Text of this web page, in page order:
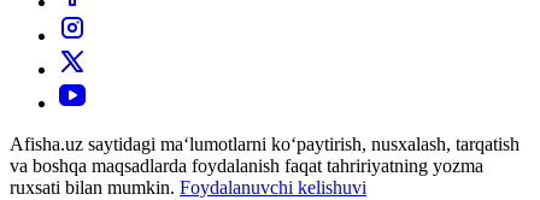
Afisha.uz saytidagi ma‘lumotlarni ko‘paytirish, nusxalash, tarqatish
va boshqa maqsadlarda foydalanish faqat tahririyatning yozma
ruxsati bilan mumkin. Foydalanuvchi kelishuvi